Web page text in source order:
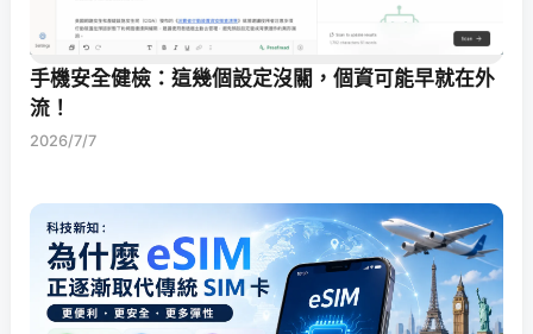
手機安全健檢：這幾個設定沒關，個資可能早就在外
流！
2026/7/7